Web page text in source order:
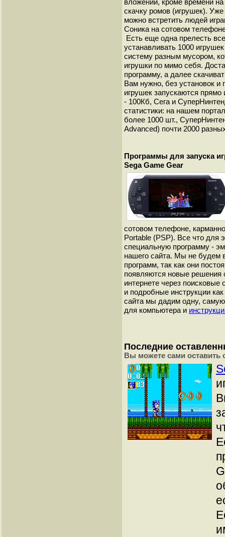
вложений, кроме времени
скачку ромов (игрушек).
можно встретить людей
Соника на сотовом
Есть еще одна прелесть
устанавливать 1000
систему разным мусором,
игрушки по мимо себя.
программу, а далее
Вам нужно, без установок и
игрушек запускаются
- 100Кб, Сега и
статистики: на нашем
более 1000 шт.,
Advanced) почти 2000
Программы для запуска
Sega Game Gear
сотовом телефоне,
Portable (PSP). Все что для
специальную программу -
нашего сайта. Мы не будем
программ, так как они
появляются новые решения
интернете через
и подробные инструкции
сайта мы дадим одну,
для компьютера и
Последние
Вы можете сами оставить